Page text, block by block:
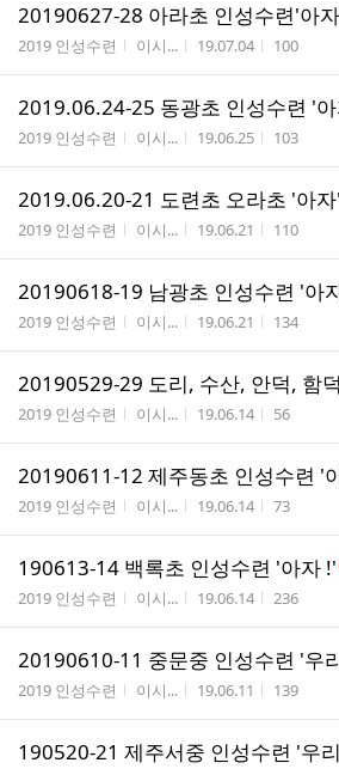
20190627-28 아라초 인성수련'아
게시판명
2019 인성수련 작성자
이시... 작성시간
19.07.04 조회수
100
2019.06.24-25 동광초 인성수련 '
게시판명
2019 인성수련 작성자
이시... 작성시간
19.06.25 조회수
103
2019.06.20-21 도련초 오라초 '아
게시판명
2019 인성수련 작성자
이시... 작성시간
19.06.21 조회수
110
20190618-19 남광초 인성수련 '아
게시판명
2019 인성수련 작성자
이시... 작성시간
19.06.21 조회수
134
20190529-29 도리, 수산, 안덕, 함
게시판명
2019 인성수련 작성자
이시... 작성시간
19.06.14 조회수
56
20190611-12 제주동초 인성수련 '
게시판명
2019 인성수련 작성자
이시... 작성시간
19.06.14 조회수
73
190613-14 백록초 인성수련 '아자 !'
게시판명
2019 인성수련 작성자
이시... 작성시간
19.06.14 조회수
236
20190610-11 중문중 인성수련 '우
게시판명
2019 인성수련 작성자
이시... 작성시간
19.06.11 조회수
139
190520-21 제주서중 인성수련 '우